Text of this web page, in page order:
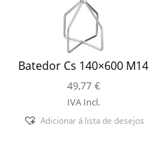
Batedor Cs 140×600 M14
49,77 €
IVA Incl.
Adicionar á lista de desejos